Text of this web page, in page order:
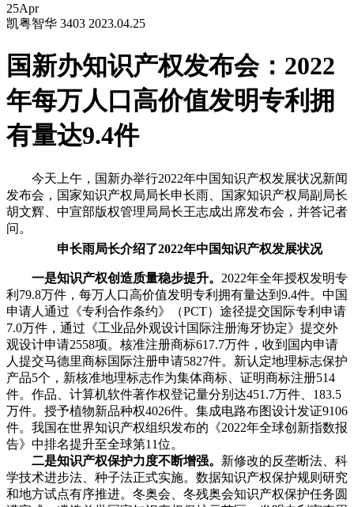
25Apr
凯粤智华 3403 2023.04.25
国新办知识产权发布会：2022
年每万人口高价值发明专利拥
有量达9.4件
今天上午，国新办举行2022年中国知识产权发展状况新闻
发布会，国家知识产权局局长申长雨、国家知识产权局副局长
胡文辉、中宣部版权管理局局长王志成出席发布会，并答记者
问。
申长雨局长介绍了2022年中国知识产权发展状况
一是知识产权创造质量稳步提升。 2022年全年授权发明专
利79.8万件，每万人口高价值发明专利拥有量达到9.4件。中国
申请人通过《专利合作条约》（PCT）途径提交国际专利申请
7.0万件，通过《工业品外观设计国际注册海牙协定》提交外
观设计申请2558项。核准注册商标617.7万件，收到国内申请
人提交马德里商标国际注册申请5827件。新认定地理标志保护
产品5个，新核准地理标志作为集体商标、证明商标注册514
件。作品、计算机软件著作权登记量分别达451.7万件、183.5
万件。授予植物新品种权4026件。集成电路布图设计发证9106
件。我国在世界知识产权组织发布的《2022年全球创新指数报
告》中排名提升至全球第11位。
二是知识产权保护力度不断增强。 新修改的反垄断法、科
学技术进步法、种子法正式实施。数据知识产权保护规则研究
和地方试点有序推进。冬奥会、冬残奥会知识产权保护任务圆